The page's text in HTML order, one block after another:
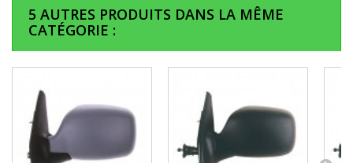
5 AUTRES PRODUITS DANS LA MÊME
CATÉGORIE :